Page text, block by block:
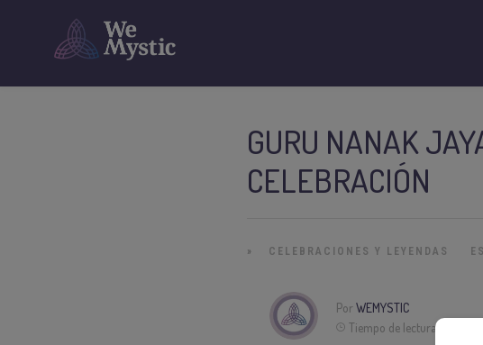
GURU NANAK
CELEBRACIÓN
» CELEBRACIONES Y LEYENDAS
Por WEMYSTIC
Tiempo de lectura: